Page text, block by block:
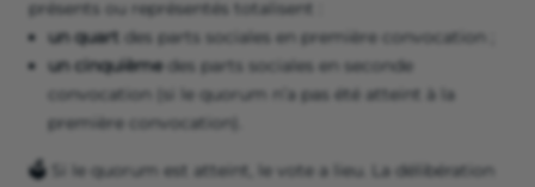
présents ou représentés totalisent :
un quart des parts sociales en première convocation ;
un cinquièmedes parts sociales en seconde
convocation (si le quorum n’a pas été atteint à la
première convocation).
🗳️ Si le quorum est atteint, le vote a lieu. La délibération